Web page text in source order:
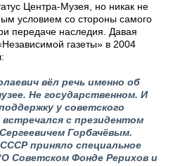
Центра-Музея, но никак не
условием со стороны самого
передаче наследия. Давая
газеты» в 2004
вёл речь именно об
Не государственном. И
у советского
с президентом
Горбачёвым.
приняло специальное
Советском Фонде Рерихов и